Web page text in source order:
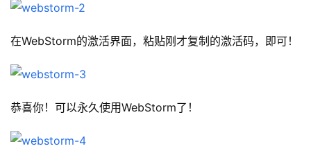
在WebStorm的激活界面，粘贴刚才复制的激活码，即可！
恭喜你！可以永久使用WebStorm了！